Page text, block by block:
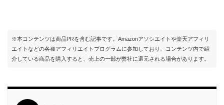
※本コンテンツは商品PRを含む記事です。Amazonアソシエイトや楽天アフィリ
エイトなどの各種アフィリエイトプログラムに参加しており、コンテンツ内で紹
介している商品を購入すると、売上の一部が弊社に還元される場合があります。